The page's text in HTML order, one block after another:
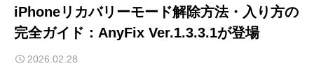
iPhoneリカバリーモード解除方法・入り方の
完全ガイド：AnyFix Ver.1.3.3.1が登場
2026.02.28